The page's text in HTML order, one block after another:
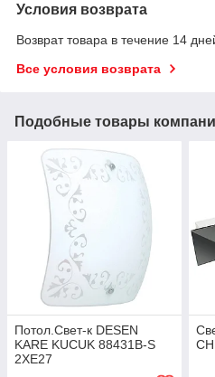
Условия возврата
Возврат товара в течение 14
Все условия возврата
Подобные товары
Потол.Cвет-к DESEN
KARE KUCUK 88431B-S
2XE27